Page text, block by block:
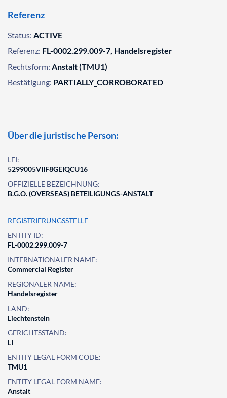
Referenz
Status: ACTIVE
Referenz: FL-0002.299.009-7, Handelsregister
Rechtsform: Anstalt (TMU1)
Bestätigung: PARTIALLY_CORROBORATED
Über die juristische Person:
LEI:
5299005VIIF8GEIQCU16
OFFIZIELLE BEZEICHNUNG:
B.G.O. (OVERSEAS) BETEILIGUNGS-ANSTALT
REGISTRIERUNGSSTELLE
ENTITY ID:
FL-0002.299.009-7
INTERNATIONALER NAME:
Commercial Register
REGIONALER NAME:
Handelsregister
LAND:
Liechtenstein
GERICHTSSTAND:
LI
ENTITY LEGAL FORM CODE:
TMU1
ENTITY LEGAL FORM NAME:
Anstalt